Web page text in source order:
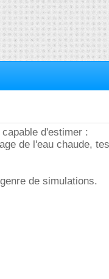
d'estimer :
de l'eau chaude,
de simulations.